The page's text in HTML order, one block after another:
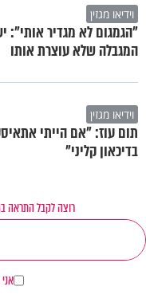
וידיאו מגזין
"הגמגום לא מגדיר אותי":
המגבלה שלא עוצרת אותו
וידיאו מגזין
תום עוז: "אם הייתי
בדיכאון קליני"
רוצה לקבל התראה